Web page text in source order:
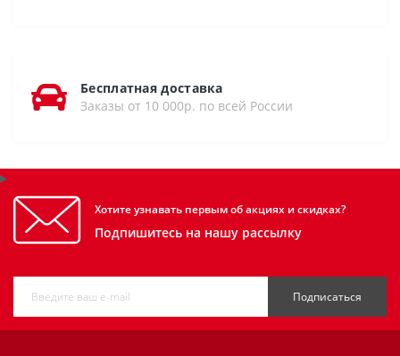
Бесплатная доставка
Заказы от 10 000р. по всей России
Хотите узнавать первым об акциях и скидках?
Подпишитесь на нашу рассылку
Подписаться